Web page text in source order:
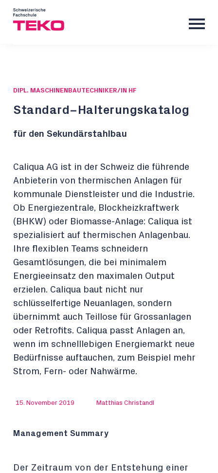
DIPL. MASCHINENBAUTECHNIKER/IN HF
Standard–Halterungskatalog
für den Sekundärstahlbau
Caliqua AG ist in der Schweiz die führende
Anbieterin von thermischen Anlagen für
kommunale Dienstleister und die Industrie.
Ob Energiezentrale, Blockheizkraftwerk
(BHKW) oder Biomasse-Anlage: Caliqua ist
spezialisiert auf thermischen Anlagenbau.
Ihre flexiblen Teams schneidern
Gesamtlösungen, die bei minimalem
Energieeinsatz den maximalen Output
erzielen. Caliqua baut nicht nur
schlüsselfertige Neuanlagen, sondern
übernimmt auch Teillose für Grossanlagen
oder Retrofits. Caliqua passt Anlagen an,
wenn im schnelllebigen Energiemarkt neue
Bedürfnisse auftauchen, zum Beispiel mehr
Strom, Fern- oder Nahwärme.
15. November 2019 Matthias Christandl
Management Summary
Der Zeitraum von der Entstehung einer